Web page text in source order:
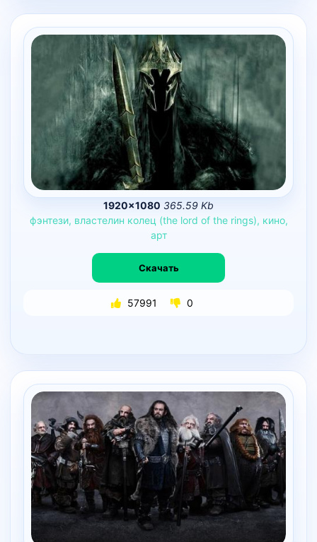
1920×1080 365.59 Kb
фэнтези, властелин колец (the lord of the rings), кино,
арт
Скачать
57991 0